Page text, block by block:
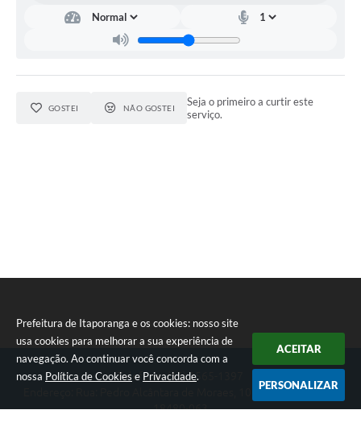
Prefeitura de Itaporanga e os cookies: nosso site
usa cookies para melhorar a sua experiência de
navegação. Ao continuar você concorda com a
nossa Política de Cookies e Privacidade.
ACEITAR
PERSONALIZAR
GOSTEI NÃO GOSTEI
Seja o primeiro a curtir este
serviço.
Telefone: (15) 3565-1397
Endereço: Rua: Pedro Alcântara de Moraes, 1060 - Centro | CEP:
18480-063